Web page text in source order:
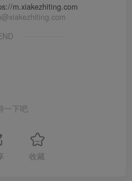
m.xiakezhiting.com
一下吧
收藏